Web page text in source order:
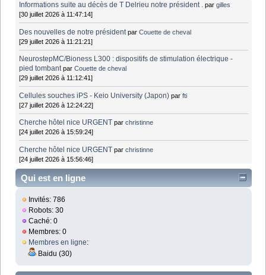
Informations suite au décès de T Delrieu notre président . pargilles
[30 juillet 2026 à 11:47:14]
Des nouvelles de notre président parCouette de cheval
[29 juillet 2026 à 11:21:21]
NeurostepMC/Bioness L300 : dispositifs de stimulation électrique -
pied tombant parCouette de cheval
[29 juillet 2026 à 11:12:41]
Cellules souches iPS - Keio University (Japon) parfti
[27 juillet 2026 à 12:24:22]
Cherche hôtel nice URGENT parchristinne
[24 juillet 2026 à 15:59:24]
Cherche hôtel nice URGENT parchristinne
[24 juillet 2026 à 15:56:46]
Qui est en ligne
Invités: 786
Robots: 30
Caché: 0
Membres: 0
Membres en ligne:
Baidu (30)